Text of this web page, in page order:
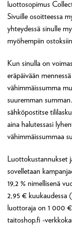
luottosopimus
Sivuille osoitteessa
yhteydessä sinulle
myöhempiin
Kun sinulla on
eräpäivään
vähimmäissumma
suuremman
sähköpostitse
aina halutessasi
vähimmäissummaa
Luottokustannukset
sovelletaan
19,2 % nimellisenä
2,95 € kuukaudessa
luottoraja on 1 000
taitoshop.fi -